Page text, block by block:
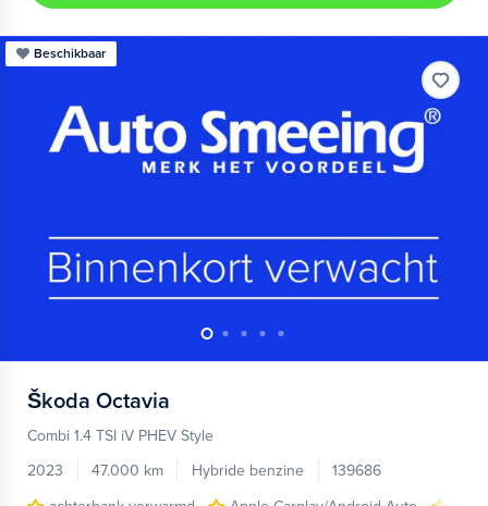
Beschikbaar
Škoda Octavia
Combi 1.4 TSI iV PHEV Style
2023
47.000 km Hybride benzine
139686